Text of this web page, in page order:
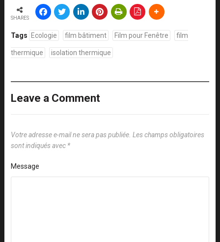
SHARES
Tags Ecologie film bâtiment Film pour Fenêtre film
thermique isolation thermique
Leave a Comment
Votre adresse e-mail ne sera pas publiée. Les champs obligatoires
sont indiqués avec *
Message